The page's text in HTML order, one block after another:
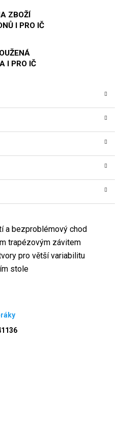
ZBOŽÍ
I PRO IČ
I PRO IČ
a bezproblémový chod
trapézovým závitem
pro větší variabilitu
stole